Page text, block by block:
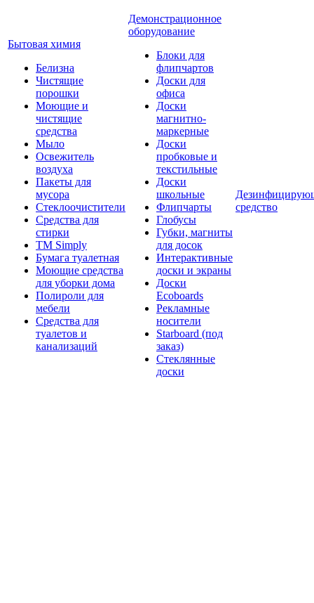
Бытовая химия
Белизна
Чистящие
порошки
Моющие и
чистящие
средства
Мыло
Освежитель
воздуха
Пакеты для
мусора
Стеклоочистители
Средства для
стирки
TM Simply
Бумага туалетная
Моющие средства
для уборки дома
Полироли для
мебели
Средства для
туалетов и
канализаций
Демонстрационное
оборудование
Блоки для
флипчартов
Доски для
офиса
Доски
магнитно-
маркерные
Доски
пробковые и
текстильные
Доски
школьные
Флипчарты
Глобусы
Губки, магниты
для досок
Интерактивные
доски и экраны
Доски
Ecoboards
Рекламные
носители
Starboard (под
заказ)
Стеклянные
доски
средство